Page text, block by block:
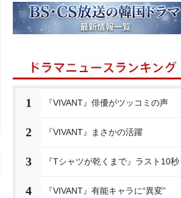
1 『VIVANT』俳優がツッコミの声
2 『VIVANT』まさかの活躍
3 『Tシャツが乾くまで』ラスト10秒
4 『VIVANT』有能キャラに“異変”